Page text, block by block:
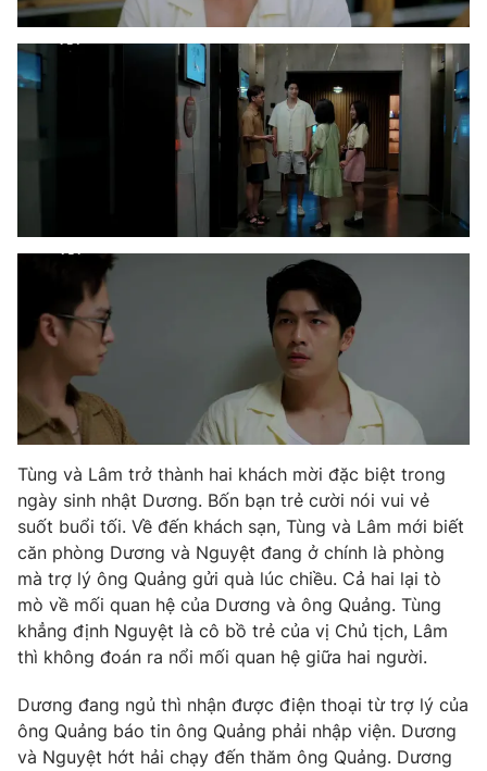
Tùng và Lâm trở thành hai khách mời đặc biệt trong
ngày sinh nhật Dương. Bốn bạn trẻ cười nói vui vẻ
suốt buổi tối. Về đến khách sạn, Tùng và Lâm mới biết
căn phòng Dương và Nguyệt đang ở chính là phòng
mà trợ lý ông Quảng gửi quà lúc chiều. Cả hai lại tò
mò về mối quan hệ của Dương và ông Quảng. Tùng
khẳng định Nguyệt là cô bồ trẻ của vị Chủ tịch, Lâm
thì không đoán ra nổi mối quan hệ giữa hai người.
Dương đang ngủ thì nhận được điện thoại từ trợ lý của
ông Quảng báo tin ông Quảng phải nhập viện. Dương
và Nguyệt hớt hải chạy đến thăm ông Quảng. Dương